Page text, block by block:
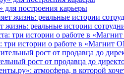
построения карьеры
жизнь: реальные истории
три истории о работе в «Магнит
рост от продавца до